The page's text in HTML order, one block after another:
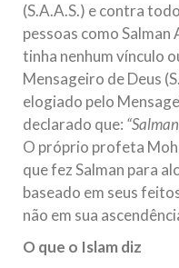
(S.A.A.S.) e contra
pessoas como
tinha nenhum vínculo
Mensageiro de Deus
elogiado pelo
declarado que:
O próprio profeta
que fez Salman para
baseado em seus
não em sua
O que o Islam diz